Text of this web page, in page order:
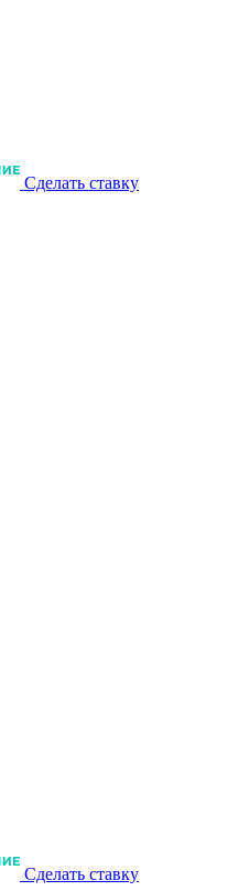
Сделать ставку
Сделать ставку